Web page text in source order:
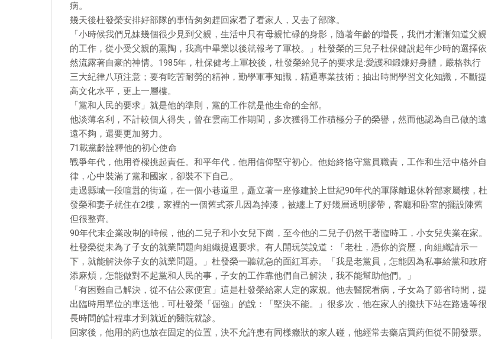
病。
幾天後杜發榮安排好部隊的事情匆匆趕回家看了看家人，又去了部隊。
「小時候我們兄妹幾個很少見到父親，生活中只有母親忙碌的身影，隨著年齡的增長，我們才漸漸知道父親
的工作，從小受父親的熏陶，我高中畢業以後就報考了軍校。」杜發榮的三兒子杜保健說起年少時的選擇依
然流露著自豪的神情。1985年，杜保健考上軍校後，杜發榮給兒子的要求是:愛護和鍛煉好身體，嚴格執行
三大紀律八項注意；要有吃苦耐勞的精神，勤學軍事知識，精通專業技術；抽出時間學習文化知識，不斷提
高文化水平，更上一層樓。
「黨和人民的要求」就是他的準則，黨的工作就是他生命的全部。
他淡薄名利，不計較個人得失，曾在雲南工作期間，多次獲得工作積極分子的榮譽，然而他認為自己做的遠
遠不夠，還要更加努力。
71載黨齡詮釋他的初心使命
戰爭年代，他用脊樑挑起責任。和平年代，他用信仰堅守初心。他始終恪守黨員職責，工作和生活中格外自
律，心中裝滿了黨和國家，卻裝不下自己。
走過縣城一段喧囂的街道，在一個小巷道里，矗立著一座修建於上世紀90年代的軍隊離退休幹部家屬樓，杜
發榮和妻子就住在2樓，家裡的一個舊式茶几因為掉漆，被纏上了好幾層透明膠帶，客廳和卧室的擺設陳舊
但很整齊。
90年代末企業改制的時候，他的二兒子和小女兒下崗，至今他的二兒子仍然干著臨時工，小女兒失業在家。
杜發榮從未為了子女的就業問題向組織提過要求。有人開玩笑說道：「老杜，憑你的資歷，向組織請示一
下，就能解決你子女的就業問題。」杜發榮一聽就急的面紅耳赤。「我是老黨員，怎能因為私事給黨和政府
添麻煩，怎能做對不起黨和人民的事，子女的工作靠他們自己解決，我不能幫助他們。」
「有困難自己解決，從不佔公家便宜」這是杜發榮給家人定的家規。他去醫院看病，子女為了節省時間，提
出臨時用單位的車送他，可杜發榮「倔強」的說：「堅決不能。」很多次，他在家人的攙扶下站在路邊等很
長時間的計程車才到就近的醫院就診。
回家後，他用的葯也放在固定的位置，決不允許患有同樣癥狀的家人碰，他經常去藥店買葯但從不開發票。